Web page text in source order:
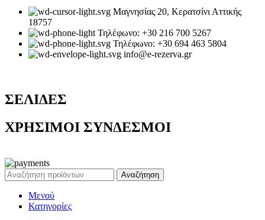
Μαγνησίας 20, Κερατσίνι Αττικής
18757
Τηλέφωνο: +30 216 700 5267
Τηλέφωνο: +30 694 463 5804
info@e-rezerva.gr
ΣΕΛΙΔΕΣ
ΧΡΗΣΙΜΟΙ ΣΥΝΔΕΣΜΟΙ
Αναζήτηση
Μενού
Κατηγορίες